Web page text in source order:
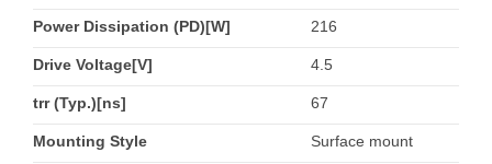
Power Dissipation (PD)[W] 216
Drive Voltage[V] 4.5
trr (Typ.)[ns] 67
Mounting Style Surface mount